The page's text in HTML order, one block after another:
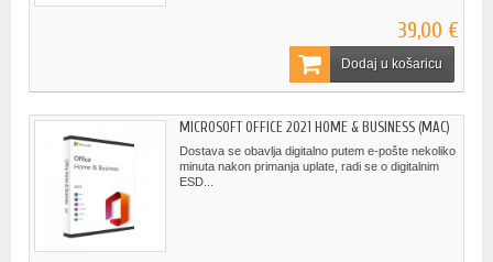
39,00 €
Dodaj u košaricu
MICROSOFT OFFICE 2021 HOME & BUSINESS (MAC)
Dostava se obavlja digitalno putem e-pošte nekoliko
minuta nakon primanja uplate, radi se o digitalnim
ESD...